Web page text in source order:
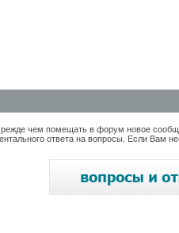
чем помещать в форум новое
ответа на вопросы. Если Вам